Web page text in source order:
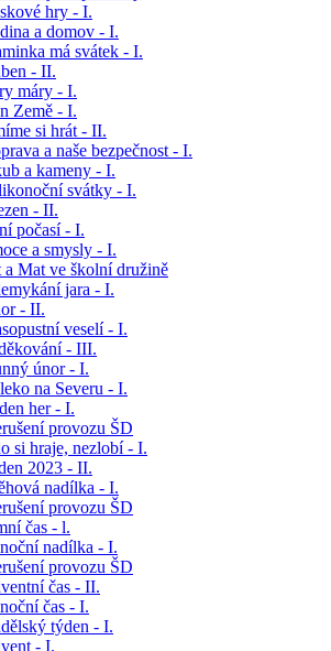
hry - I.
a domov - I.
má svátek - I.
- II.
máry - I.
Země - I.
si hrát - II.
a naše bezpečnost - I.
a kameny - I.
svátky - I.
- II.
počasí - I.
a smysly - I.
a Mat ve školní družině
jara - I.
- II.
veselí - I.
- III.
únor - I.
na Severu - I.
her - I.
provozu ŠD
si hraje, nezlobí - I.
2023 - II.
nadílka - I.
provozu ŠD
čas - l.
nadílka - I.
provozu ŠD
čas - II.
čas - I.
týden - I.
- I.